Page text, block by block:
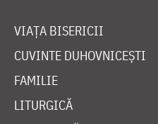
VIAȚA BISERICII
CUVINTE DUHOVNICEȘTI
FAMILIE
LITURGICĂ